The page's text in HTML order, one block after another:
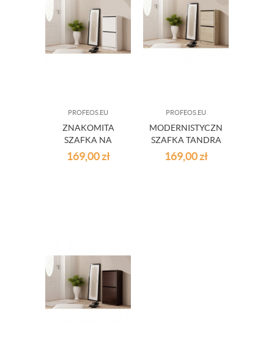
PROFEOS.EU
ZNAKOMITA
SZAFKA NA
OBUWIE TANDRA
- BIAŁA
169,00zł
PROFEOS.EU
MODERNISTYCZNA
SZAFKA TANDRA
- DĄB SONOMA
169,00zł